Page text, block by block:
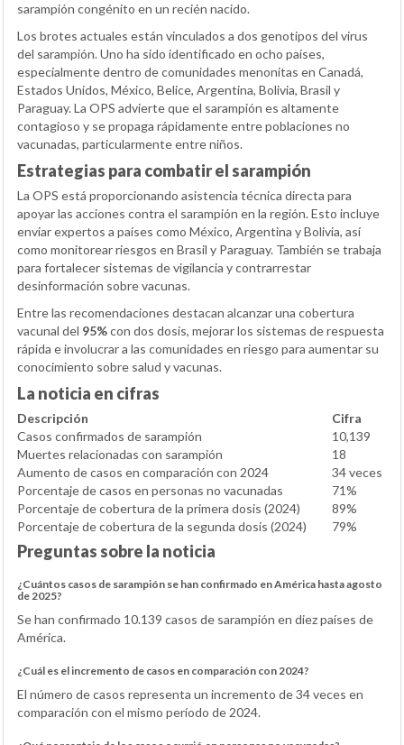
sarampión congénito en un recién nacido.
Los brotes actuales están vinculados a dos genotipos del virus
del sarampión. Uno ha sido identificado en ocho países,
especialmente dentro de comunidades menonitas en Canadá,
Estados Unidos, México, Belice, Argentina, Bolivia, Brasil y
Paraguay. La OPS advierte que el sarampión es altamente
contagioso y se propaga rápidamente entre poblaciones no
vacunadas, particularmente entre niños.
Estrategias para combatir el sarampión
La OPS está proporcionando asistencia técnica directa para
apoyar las acciones contra el sarampión en la región. Esto incluye
enviar expertos a países como México, Argentina y Bolivia, así
como monitorear riesgos en Brasil y Paraguay. También se trabaja
para fortalecer sistemas de vigilancia y contrarrestar
desinformación sobre vacunas.
Entre las recomendaciones destacan alcanzar una cobertura
vacunal del 95%con dos dosis, mejorar los sistemas de respuesta
rápida e involucrar a las comunidades en riesgo para aumentar su
conocimiento sobre salud y vacunas.
La noticia en cifras
Descripción
Cifra
Casos confirmados de sarampión
10,139
Muertes relacionadas con sarampión
18
Aumento de casos en comparación con 2024
34 veces
Porcentaje de casos en personas no vacunadas
71%
Porcentaje de cobertura de la primera dosis (2024)
89%
Porcentaje de cobertura de la segunda dosis (2024)
79%
Preguntas sobre la noticia
¿Cuántos casos de sarampión se han confirmado en América hasta agosto
de 2025?
Se han confirmado 10.139 casos de sarampión en diez países de
América.
¿Cuál es el incremento de casos en comparación con 2024?
El número de casos representa un incremento de 34 veces en
comparación con el mismo período de 2024.